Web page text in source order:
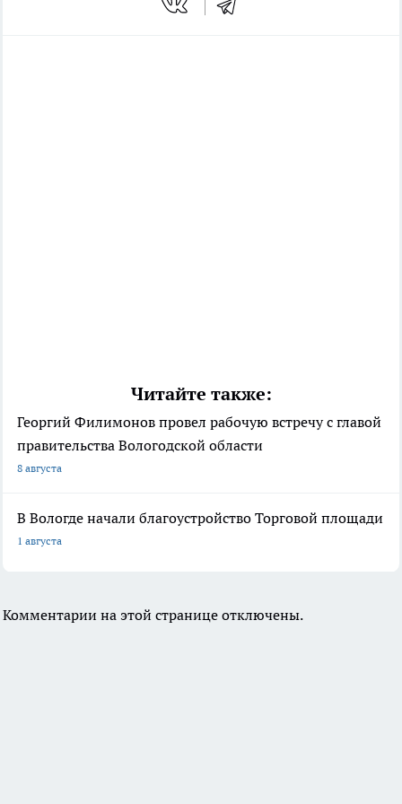
Читайте также:
Георгий Филимонов провел рабочую встречу с главой
правительства Вологодской области
8 августа
В Вологде начали благоустройство Торговой площади
1 августа
Комментарии на этой странице отключены.